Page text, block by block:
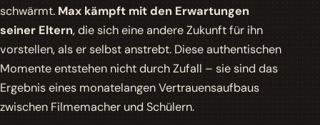
schwärmt.Max kämpft mit den Erwartungen
seiner Eltern, die sich eine andere Zukunft für ihn
vorstellen, als er selbst anstrebt. Diese authentischen
Momente entstehen nicht durch Zufall – sie sind das
Ergebnis eines monatelangen Vertrauensaufbaus
zwischen Filmemacher und Schülern.